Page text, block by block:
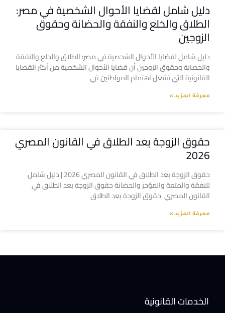
دليل شامل لقضايا الأحوال الشخصية في مصر:
الطلاق والخلع والنفقة والحضانة وحقوق
الزوجين
دليل شامل لقضايا الأحوال الشخصية في مصر: الطلاق والخلع والنفقة
والحضانة وحقوق الزوجين أن قضايا الأحوال الشخصية من أكثر القضايا
القانونية التي تشغل اهتمام المواطنين في
معرفة المزيد »
حقوق الزوجة بعد الطلاق في القانون المصري
2026
حقوق الزوجة بعد الطلاق في القانون المصري 2026 | دليل شامل
للنفقة والمتعة والمؤخر والحضانة حقوق الزوجة بعد الطلاق في
القانون المصري حقوق الزوجة بعد الطلاق
معرفة المزيد »
الخدمات القانونية